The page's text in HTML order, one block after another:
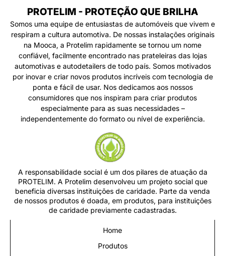
PROTELIM - PROTEÇÃO QUE BRILHA
Somos uma equipe de entusiastas de automóveis que vivem e
respiram a cultura automotiva. De nossas instalações originais
na Mooca, a Protelim rapidamente se tornou um nome
confiável, facilmente encontrado nas prateleiras das lojas
automotivas e autodetailers de todo país. Somos motivados
por inovar e criar novos produtos incríveis com tecnologia de
ponta e fácil de usar. Nos dedicamos aos nossos
consumidores que nos inspiram para criar produtos
especialmente para as suas necessidades –
independentemente do formato ou nível de experiência.
A responsabilidade social é um dos pilares de atuação da
PROTELIM. A Protelim desenvolveu um projeto social que
beneficia diversas instituições de caridade. Parte da venda
de nossos produtos é doada, em produtos, para instituições
de caridade previamente cadastradas.
Home
Produtos